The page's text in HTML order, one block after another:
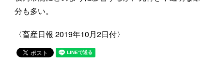
分も多い。
〈畜産日報 2019年10月2日付〉